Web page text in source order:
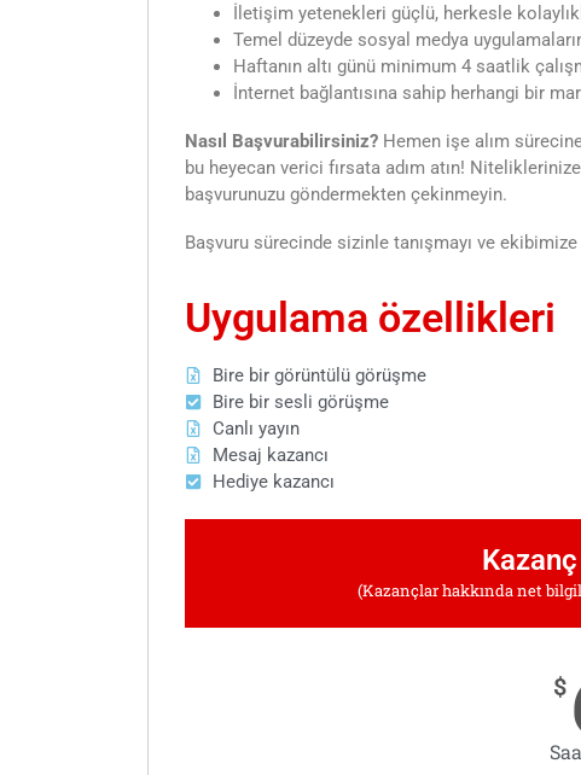
İletişim yetenekleri güçlü, herkesle
Temel düzeyde sosyal medya
Haftanın altı günü minimum 4 saatlik
İnternet bağlantısına sahip herhangi bir
Nasıl Başvurabilirsiniz? Hemen işe alım
bu heyecan verici fırsata adım atın!
başvurunuzu göndermekten çekinmeyin.
Başvuru sürecinde sizinle tanışmayı ve
Uygulama özellikleri
Bire bir görüntülü görüşme
Bire bir sesli görüşme
Canlı yayın
Mesaj kazancı
Hediye kazancı
(Kazançlar hakkında net
$